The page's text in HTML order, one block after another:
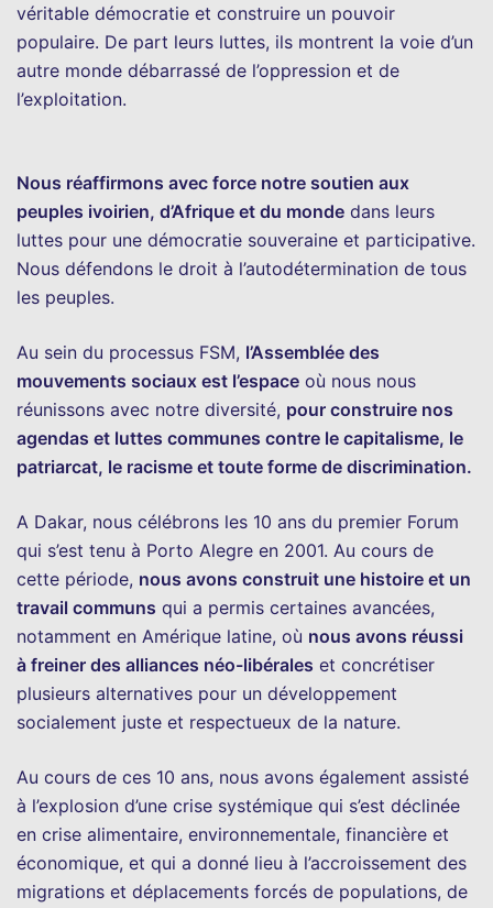
véritable démocratie et construire un pouvoir
populaire. De part leurs luttes, ils montrent la voie d’un
autre monde débarrassé de l’oppression et de
l’exploitation.
Nous réaffirmons avec force notre soutien aux
peuples ivoirien, d’Afrique et du monde dans leurs
luttes pour une démocratie souveraine et participative.
Nous défendons le droit à l’autodétermination de tous
les peuples.
Au sein du processus FSM, l’Assemblée des
mouvements sociaux est l’espace où nous nous
réunissons avec notre diversité, pour construire nos
agendas et luttes communes contre le capitalisme, le
patriarcat, le racisme et toute forme de discrimination.
A Dakar, nous célébrons les 10 ans du premier Forum
qui s’est tenu à Porto Alegre en 2001. Au cours de
cette période, nous avons construit une histoire et un
travail communs qui a permis certaines avancées,
notamment en Amérique latine, où nous avons réussi
à freiner des alliances néo-libérales et concrétiser
plusieurs alternatives pour un développement
socialement juste et respectueux de la nature.
Au cours de ces 10 ans, nous avons également assisté
à l’explosion d’une crise systémique qui s’est déclinée
en crise alimentaire, environnementale, financière et
économique, et qui a donné lieu à l’accroissement des
migrations et déplacements forcés de populations, de